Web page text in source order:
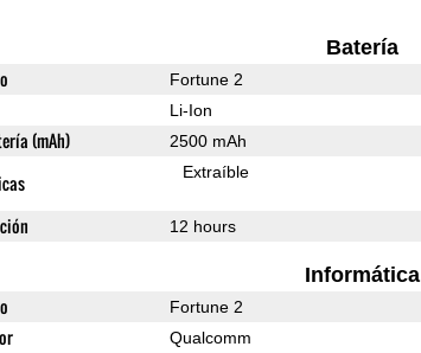
Batería
Fortune 2
Li-Ion
(mAh) 2500 mAh
Extraíble
12 hours
Informática
Fortune 2
Qualcomm